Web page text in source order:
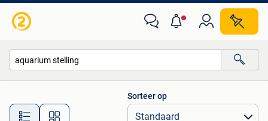
Alle afstanden…
Sorteer op